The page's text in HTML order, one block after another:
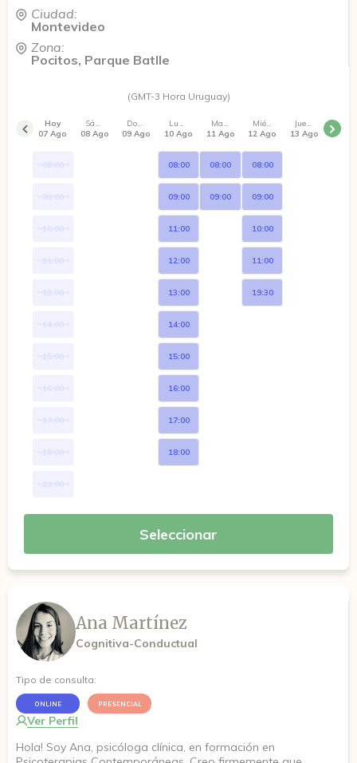
Ciudad:
Montevideo
Zona:
Pocitos, Parque Batlle
(GMT-3 Hora Uruguay)
Hoy
07 Ago
Sábado
08 Ago
Domingo
09 Ago
Lunes
10 Ago
08:00
09:00
11:00
12:00
13:00
14:00
15:00
16:00
17:00
18:00
Martes
11 Ago
08:00
09:00
Miércoles
12 Ago
08:00
09:00
10:00
11:00
19:30
Jueves
13 Ago
Seleccionar
Ana Martínez
Cognitiva-Conductual
Tipo de consulta:
ONLINE PRESENCIAL
Ver Perfil
Hola! Soy Ana, psicóloga clínica, en formación en